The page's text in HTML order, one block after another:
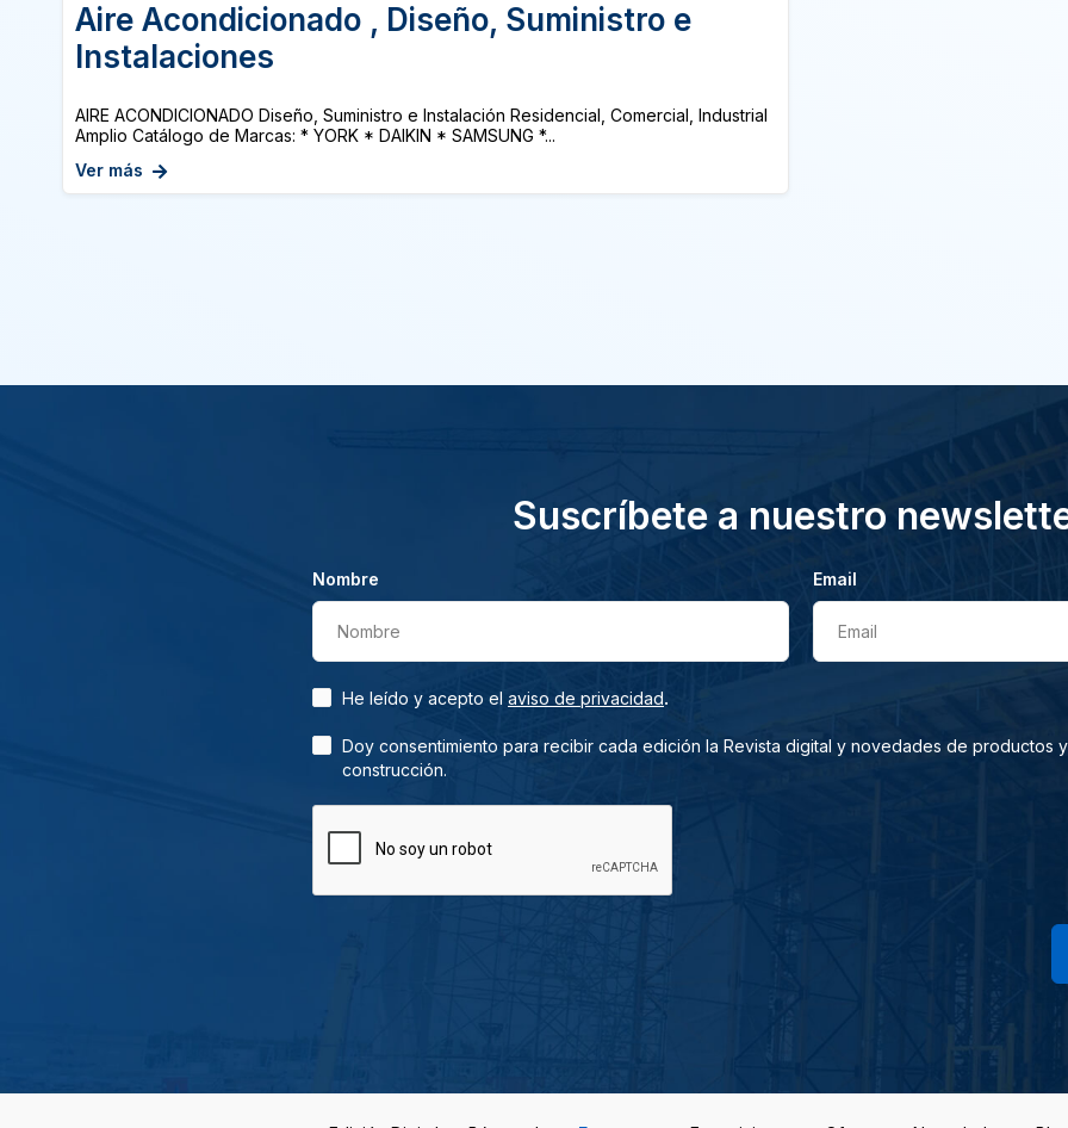
Aire Acondicionado , Diseño, Suministro e
Instalaciones
AIRE ACONDICIONADO Diseño, Suministro e Instalación Residencial, Comercial, Industrial
Amplio Catálogo de Marcas: * YORK * DAIKIN * SAMSUNG *...
Ver más
Suscríbete a nuestro
Nombre
Nombre
Email
Email
He leído y acepto el aviso de privacidad.
Doy consentimiento para recibir cada edición la Revista digital y novedades de productos
construcción.